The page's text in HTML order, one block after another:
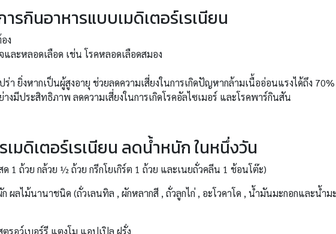
รกินอาหารแบบเมดิเตอร์เรเนียน
ง
และหลอดเลือด เช่น โรคหลอดเลือดสมอง
ร่า ยิ่งหากเป็นผู้สูงอายุ ช่วยลดความเสี่ยงในการเกิดปัญหากล้ามเนื้ออ่อนแรงได้ถึง 70%
งมีประสิทธิภาพ ลดความเสี่ยงในการเกิดโรคอัลไซเมอร์ และโรคพาร์กินสัน
เมดิเตอร์เรเนียน ลดน้ำหนัก ในหนึ่งวัน
1 ถ้วย กล้วย ½ ถ้วย กรีกโยเกิร์ต 1 ถ้วย และเนยถั่วคลีน 1 ช้อนโต๊ะ)
ก ผลไม้นานาชนิด (ถั่วเลนทิล , ผักหลากสี , ถั่วลูกไก่ , อะโวคาโด , น้ำมันมะกอกและน้ำม